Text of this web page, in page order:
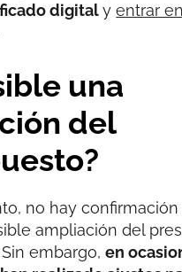
digitalyentrar
una
del
no hay confirmación
ampliación del
embargo,en